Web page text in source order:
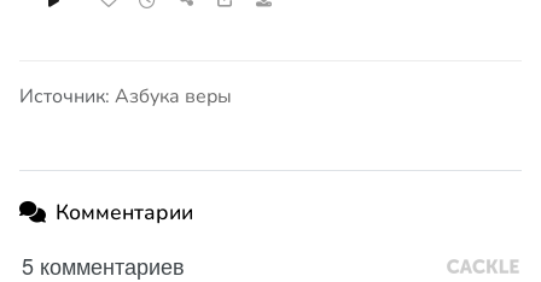
Источник: Азбука веры
Комментарии
5 комментариев